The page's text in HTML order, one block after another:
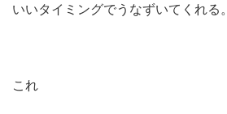
いいタイミングでうなずいてくれる。
これ